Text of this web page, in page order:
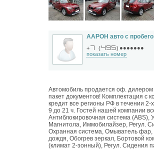
ААРОН авто с
+ ( ) ●●●●●●●
показать номер
Автомобиль продается оф. дилером
пакет документов! Комплектация с
кредит все регионы РФ в течении
9 до 21 ч. Гостей нашей компании
Антиблокировочная система (ABS),
Магнитола, Иммобилайзер, Регул.
Охранная система, Омыватель фар,
дождя, Обогрев зеркал, Бортовой
(климат 2-зонный), Регул. Сидения